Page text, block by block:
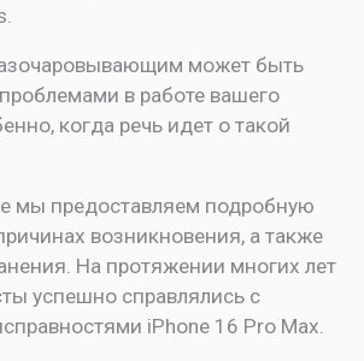
может быть
в работе вашего
когда речь идет о такой
мы предоставляем подробную
возникновения, а также
На протяжении многих лет
успешно справлялись с
iPhone 16 Pro Max.